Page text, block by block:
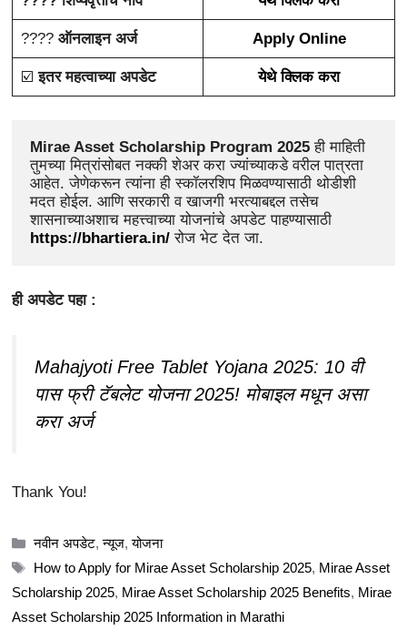
????️ऑनलाइन अर्ज Apply Online
☑️इतर महत्वाच्या अपडेट येथे क्लिक करा
Mirae Asset Scholarship Program 2025 ही माहिती
तुमच्या मित्रांसोबत नक्की शेअर करा ज्यांच्याकडे वरील पात्रता
आहेत. जेणेकरून त्यांना ही स्कॉलरशिप मिळवण्यासाठी थोडीशी
मदत होईल. आणि सरकारी व खाजगी भरत्याबद्दल तसेच
https://bhartiera.in/ रोज भेट देत जा.
ही अपडेट पहा :
Mahajyoti Free Tablet Yojana 2025: 10 वी
पास फ्री टॅबलेट योजना 2025! मोबाइल मधून असा
करा अर्ज
Thank You!
Categories
नवीन अपडेट,न्यूज,योजना
Tags
How to Apply for Mirae Asset Scholarship 2025, Mirae Asset
Scholarship 2025, Mirae Asset Scholarship 2025 Benefits, Mirae
Asset Scholarship 2025 Information in Marathi